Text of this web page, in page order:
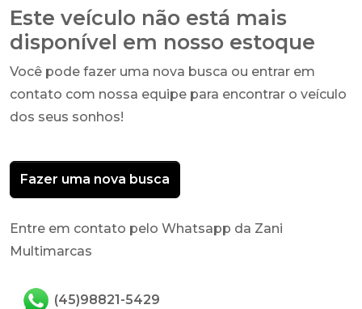
Este veículo não está mais
disponível em nosso estoque
Você pode fazer uma nova busca ou entrar em
contato com nossa equipe para encontrar o veículo
dos seus sonhos!
Fazer uma nova busca
Entre em contato pelo Whatsapp da Zani
Multimarcas
(45)98821-5429